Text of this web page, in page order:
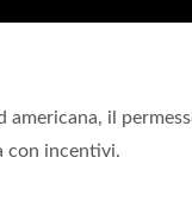
americana, il
con incentivi.